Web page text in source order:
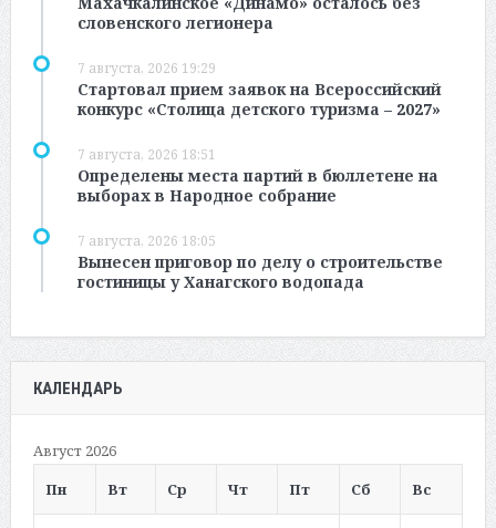
словенского легионера
7 августа, 2026 19:29
Стартовал прием заявок на Всероссийский
конкурс «Столица детского туризма – 2027»
7 августа, 2026 18:51
Определены места партий в бюллетене на
выборах в Народное собрание
7 августа, 2026 18:05
Вынесен приговор по делу о строительстве
гостиницы у Ханагского водопада
КАЛЕНДАРЬ
Август 2026
Пн
Вт Ср Чт Пт Сб Вс